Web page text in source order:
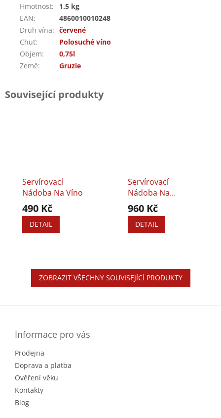
Hmotnost:
1.5 kg
EAN:
4860010010248
Druh vína: červené
Chuť:
Polosuché víno
Objem:
0,75l
Země: Gruzie
Související produkty
Servírovací
Nádoba Na Víno
490 Kč
DETAIL
Servírovací
Nádoba Na
Šampaňské
960 Kč
DETAIL
ZOBRAZIT VŠECHNY SOUVISEJÍCÍ PRODUKTY
Informace pro vás
Prodejna
Doprava a platba
Ověření věku
Kontakty
Blog